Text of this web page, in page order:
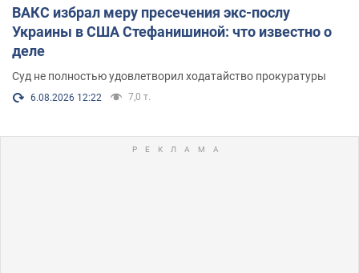
ВАКС избрал меру пресечения экс-послу
Украины в США Стефанишиной: что известно о
деле
Суд не полностью удовлетворил ходатайство прокуратуры
6.08.2026 12:22 7,0 т.